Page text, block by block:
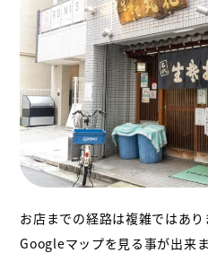
お店までの経路は複雑ではあ
Googleマップを見る事が出来